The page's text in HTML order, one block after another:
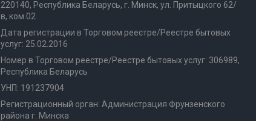
220140, Республика Беларусь, г. Минск, ул. Притыцкого 62/
в, ком.02
Дата регистрации в Торговом реестре/Реестре бытовых
услуг: 25.02.2016
Номер в Торговом реестре/Реестре бытовых услуг: 306989,
Республика Беларусь
УНП: 191237904
Регистрационный орган: Администрация Фрунзенского
района г. Минска